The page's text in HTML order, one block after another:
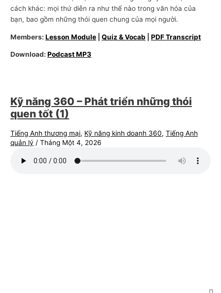
cách khác: mọi thứ diễn ra như thế nào trong văn hóa của
bạn, bao gồm những thói quen chung của mọi người.
Members:Lesson Module |Quiz & Vocab |PDF Transcript
Download:Podcast MP3
Kỹ năng 360 – Phát triển những thói
quen tốt (1)
Tiếng Anh thương mại, Kỹ năng kinh doanh 360,Tiếng Anh
quản lý /Tháng Một 4, 2026